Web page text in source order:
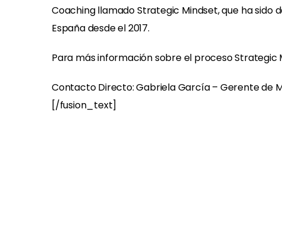
Coaching llamado Strategic Mindset, que ha sido
España desde el 2017.
Para más información sobre el proceso
Contacto Directo: Gabriela García – Gerente de
[/fusion_text]